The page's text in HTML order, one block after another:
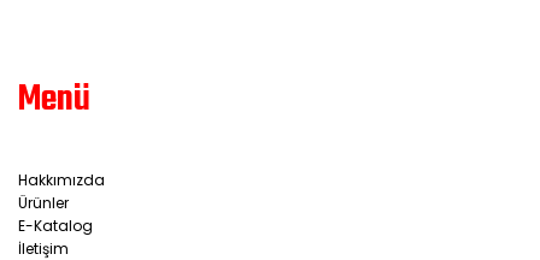
Menü
Hakkımızda
Ürünler
E-Katalog
İletişim